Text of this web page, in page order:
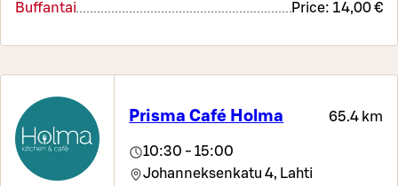
Buffantai
Price: 14,00 €
Prisma Café Holma 65.4 km
10:30 - 15:00
Johanneksenkatu 4, Lahti